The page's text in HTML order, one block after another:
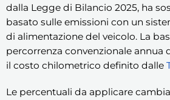
dalla Legge di Bilancio 2025, ha
basato sulle emissioni con un
di alimentazione del veicolo. La
percorrenza convenzionale annua
il costo chilometrico definito dalle
Le percentuali da applicare